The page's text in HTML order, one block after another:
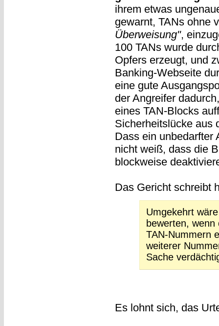
ihrem etwas
gewarnt, TANs ohne
Überweisung",
100 TANs wurde
Opfers erzeugt, und
Banking-Webseite
eine gute
der Angreifer
eines TAN-Blocks
Sicherheitslücke aus
Dass ein unbedarfter
nicht weiß, dass die
blockweise
Das Gericht schreibt
Umgekehrt
bewerten,
TAN-Nummern
weiterer
Sache
Es lohnt sich, das